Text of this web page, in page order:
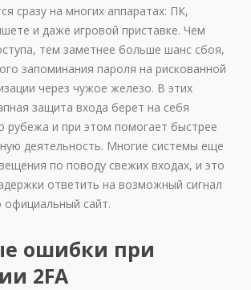
сразу на многих аппаратах: ПК,
и даже игровой приставке. Чем
тем заметнее больше шанс сбоя,
запоминания пароля на рискованной
через чужое железо. В этих
защита входа берет на себя
рубежа и при этом помогает быстрее
деятельность. Многие системы еще
по поводу свежих входах, и это
ответить на возможный сигнал
официальный сайт.
ошибки при
2FA